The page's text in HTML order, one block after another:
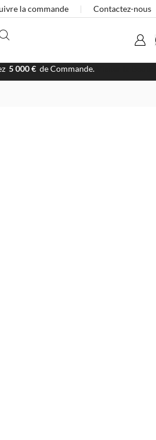
la commande Contactez-nous
5 000 € de Commande.